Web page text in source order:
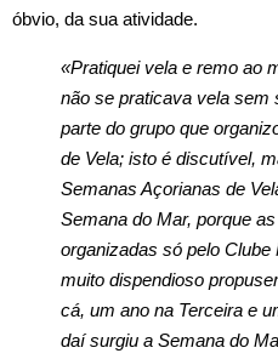
óbvio, da sua atividade.
«Pratiquei vela e remo ao
não se praticava vela
parte do grupo que
de Vela; isto é discutível,
Semanas Açorianas de
Semana do Mar, porque
organizadas só pelo
muito dispendioso
cá, um ano na Terceira e
daí surgiu a Semana do